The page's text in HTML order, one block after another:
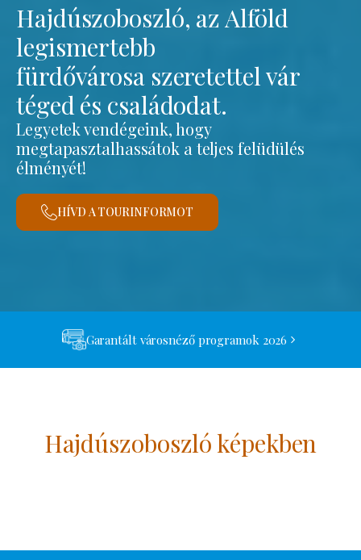
Hajdúszoboszló, az Alföld
legismertebb
fürdővárosa szeretettel vár
téged és családodat.
Legyetek vendégeink, hogy
megtapasztalhassátok a teljes felüdülés
élményét!
HÍVD A TOURINFORMOT
Garantált városnéző programok 2026
Hajdúszoboszló képekben